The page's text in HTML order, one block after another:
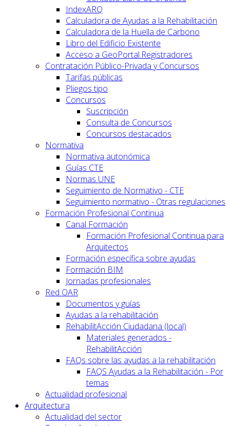
IndexARQ
Calculadora de Ayudas a la Rehabilitación
Calculadora de la Huella de Carbono
Libro del Edificio Existente
Acceso a GeoPortal.Registradores
Contratación Público-Privada y Concursos
Tarifas públicas
Pliegos tipo
Concursos
Suscripción
Consulta de Concursos
Concursos destacados
Normativa
Normativa autonómica
Guías CTE
Normas UNE
Seguimiento de Normativo - CTE
Seguimiento normativo - Otras regulaciones
Formación Profesional Continua
Canal Formación
Formación Profesional Continua para
Arquitectos
Formación específica sobre ayudas
Formación BIM
Jornadas profesionales
Red OAR
Documentos y guías
Ayudas a la rehabilitación
RehabilitAcción Ciudadana (local)
Materiales generados -
RehabilitAcción
FAQs sobre las ayudas a la rehabilitación
FAQS Ayudas a la Rehabilitación - Por
temas
Actualidad profesional
Arquitectura
Actualidad del sector